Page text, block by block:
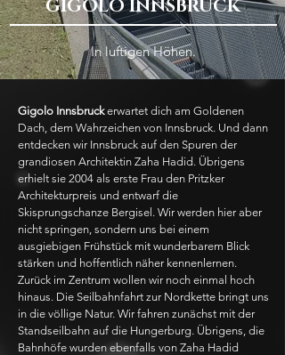
GIGOLO INNSBRUCK
In luftigen Höhen.
Gigolo Innsbruckerwartet dich am Goldenen
Dach, dem Wahrzeichen von Innsbruck. Und dann
entdecken wir Innsbruck auf den Spuren der
grandiosen Architektin Zaha Hadid. Übrigens
erhielt sie 2004 als erste Frau den Pritzker
Architekturpreis und entwarf die
Skisprungschanze Bergisel. Wir werden hier aber
nicht springen, sondern uns bei einem
ausgiebigen Frühstück mit wunderbarem Blick
stärken und hoffentlich näher kennenlernen.
Zurück im Zentrum wollen wir noch einmal hoch
hinaus. Die Seilbahnfahrt zur Nordkette bringt uns
in die völlige Natur. Wir fahren zunächst mit der
Standseilbahn auf die Hungerburg. Übrigens, die
Bahnhöfe wurden ebenfalls von Zaha Hadid